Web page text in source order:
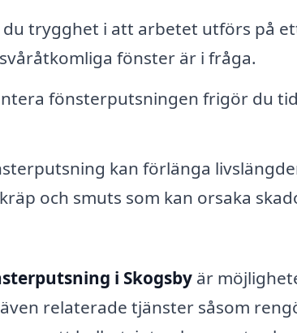
trygghet i att arbetet utförs på
fönster är i fråga.
fönsterputsningen frigör du
kan förlänga
och smuts som kan orsaka
i Skogsby är
relaterade tjänster såsom